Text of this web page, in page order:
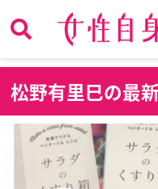
松野有里巳の最